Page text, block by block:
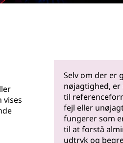
Selv om der er
nøjagtighed,
til
fejl eller
fungerer som
til at forstå
udtryk og